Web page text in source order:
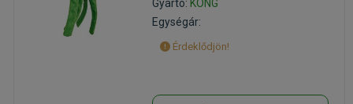
Gyártó: KONG
Egységár:
Érdeklődjön!